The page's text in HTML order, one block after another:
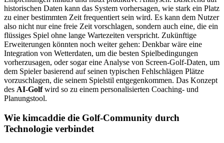
historischen Daten kann das System vorhersagen, wie stark ein Platz
zu einer bestimmten Zeit frequentiert sein wird. Es kann dem Nutzer
also nicht nur eine freie Zeit vorschlagen, sondern auch eine, die ein
flüssiges Spiel ohne lange Wartezeiten verspricht. Zukünftige
Erweiterungen könnten noch weiter gehen: Denkbar wäre eine
Integration von Wetterdaten, um die besten Spielbedingungen
vorherzusagen, oder sogar eine Analyse von Screen-Golf-Daten, um
dem Spieler basierend auf seinen typischen Fehlschlägen Plätze
vorzuschlagen, die seinem Spielstil entgegenkommen. Das Konzept
des AI-Golfwird so zu einem personalisierten Coaching- und
Planungstool.
Wie kimcaddie die Golf-Community durch
Technologie verbindet